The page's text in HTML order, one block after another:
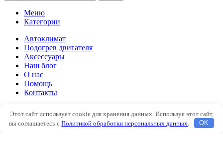
Меню
Категории
Автоклимат
Подогрев двигателя
Аксессуары
Наш блог
О нас
Помощь
Контакты
Подогрев двигателя
Аксессуары
Этот сайт использует cookie для хранения данных. Используя этот сайт,
вы соглашаетесь сПолитикой обработки персональных данных OK